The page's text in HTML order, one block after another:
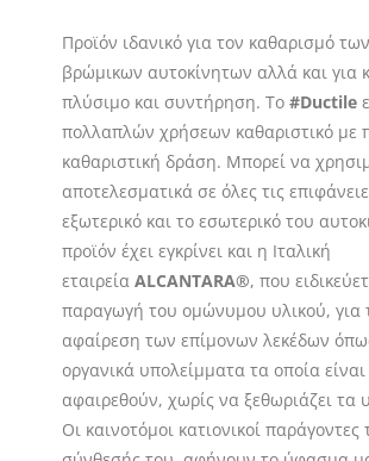
Προϊόν ιδανικό για τον καθαρισμό
βρώμικων αυτοκίνητων αλλά και για
πλύσιμο και συντήρηση. Το#Ductile
πολλαπλών χρήσεων καθαριστικό με
καθαριστική δράση. Μπορεί να
αποτελεσματικά σε όλες τις
εξωτερικό και το εσωτερικό του
προϊόν έχει εγκρίνει και η Ιταλική
εταιρείαALCANTARA®, που
παραγωγή του ομώνυμου υλικού, για
αφαίρεση των επίμονων λεκέδων
οργανικά υπολείμματα τα οποία
αφαιρεθούν, χωρίς να ξεθωριάζει τα
Οι καινοτόμοι κατιονικοί παράγοντες